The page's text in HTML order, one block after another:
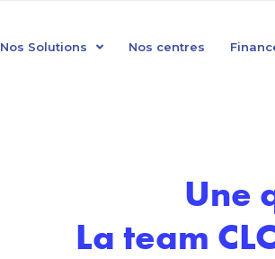
Nos Solutions Nos centres
Une
La team